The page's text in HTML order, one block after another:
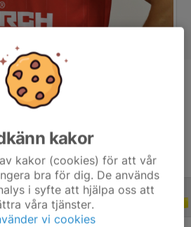
kakor
kakor (cookies) för att vår
bra för dig. De används
i syfte att hjälpa oss att
våra tjänster.
vi cookies